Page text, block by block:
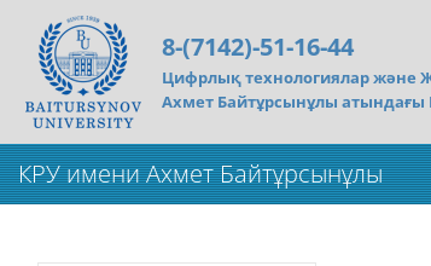
Перейти к основному содержанию
8-(7142)-51-16-44
Цифрлық технологиялар және
Ахмет Байтұрсынұлы
КРУ имени Ахмет Байтұрсынұлы